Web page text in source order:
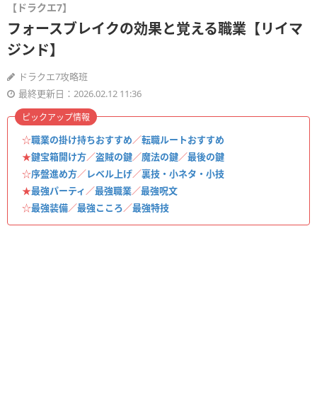
【ドラクエ7】
フォースブレイクの効果と覚える職業【リイマ
ジンド】
ドラクエ7攻略班
最終更新日：2026.02.12 11:36
☆職業の掛け持ちおすすめ／転職ルートおすすめ
★鍵宝箱開け方／盗賊の鍵／魔法の鍵／最後の鍵
☆序盤進め方／レベル上げ／裏技・小ネタ・小技
★最強パーティ／最強職業／最強呪文
☆最強装備／最強こころ／最強特技
ピックアップ情報